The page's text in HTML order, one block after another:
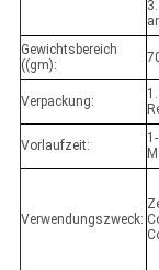
Gewichtsbereich
((gm):
Verpackung:
Vorlaufzeit:
Verwendungszweck: